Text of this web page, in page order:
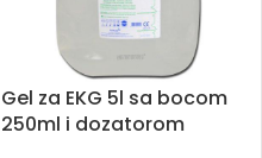
Gel za EKG 5l sa bocom
250ml i dozatorom